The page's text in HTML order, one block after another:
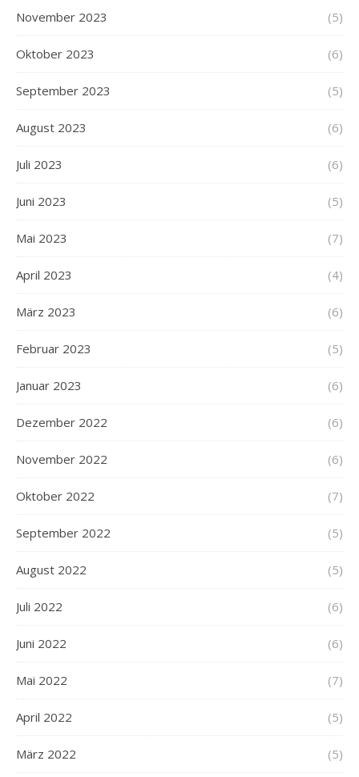
November 2023 (5)
Oktober 2023 (6)
September 2023 (5)
August 2023 (6)
Juli 2023 (6)
Juni 2023 (5)
Mai 2023 (7)
April 2023 (4)
März 2023 (6)
Februar 2023 (5)
Januar 2023 (6)
Dezember 2022 (6)
November 2022 (6)
Oktober 2022 (7)
September 2022 (5)
August 2022 (5)
Juli 2022 (6)
Juni 2022 (6)
Mai 2022 (7)
April 2022 (5)
März 2022 (5)